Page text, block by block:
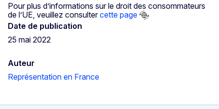
Pour plus d’informations sur le droit des consommateurs
de l’UE, veuillez consultercette page
Date de publication
25 mai 2022
Auteur
Représentation en France